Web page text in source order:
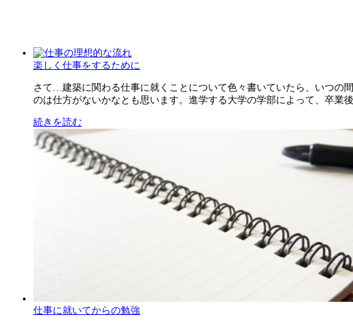
楽しく仕事をするために
さて…建築に関わる仕事に就くことについて色々書いていたら、いつの
のは仕方がないかなとも思います。進学する大学の学部によって、卒業
続きを読む
仕事に就いてからの勉強